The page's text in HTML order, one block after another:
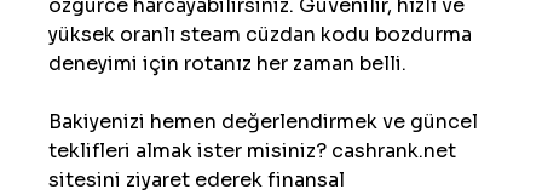
özgürce harcayabilirsiniz. Güvenilir, hızlı ve
yüksek oranlı steam cüzdan kodu bozdurma
deneyimi için rotanız her zaman belli.
Bakiyenizi hemen değerlendirmek ve güncel
teklifleri almak ister misiniz? cashrank.net
sitesini ziyaret ederek finansal